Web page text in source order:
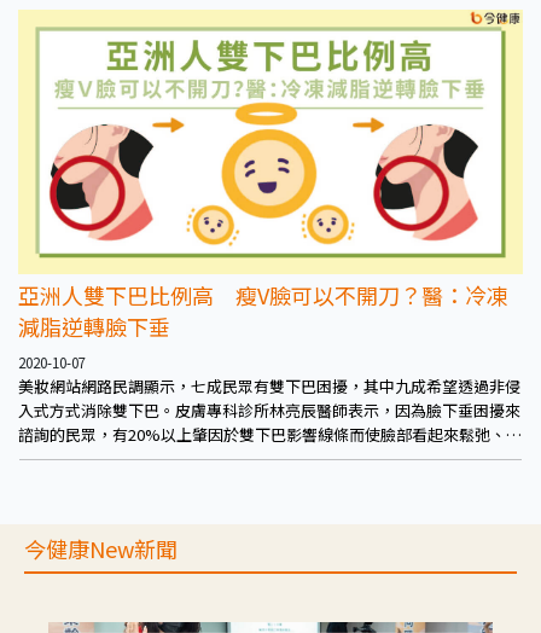
亞洲人雙下巴比例高 瘦V臉可以不開刀？醫：冷凍
減脂逆轉臉下垂
2020-10-07
美妝網站網路民調顯示，七成民眾有雙下巴困擾，其中九成希望透過非侵
入式方式消除雙下巴。皮膚專科診所林亮辰醫師表示，因為臉下垂困擾來
諮詢的民眾，有20%以上肇因於雙下巴影響線條而使臉部看起來鬆弛、下
垂。林亮辰表示，要改善臉型未必要走上削骨一途，不少民眾只要消除雙
今健康New新聞